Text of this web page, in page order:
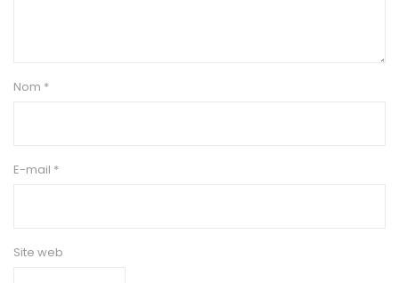
Nom *
E-mail *
Site web